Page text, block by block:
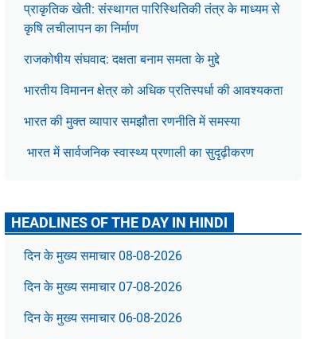
प्राकृतिक खेती: संस्थागत पारिस्थितिकी तंत्र के माध्यम से
कृषि लचीलापन का निर्माण
राजकोषीय संघवाद: दक्षता बनाम समता के मुद्दे
भारतीय विमानन क्षेत्र को अधिक प्रतिस्पर्धा की आवश्यकता
भारत की मुक्त व्यापार समझौता रणनीति में समस्या
भारत में सार्वजनिक स्वास्थ्य प्रणाली का सुदृढ़ीकरण
HEADLINES OF THE DAY IN HINDI
दिन के मुख्य समाचार 08-08-2026
दिन के मुख्य समाचार 07-08-2026
दिन के मुख्य समाचार 06-08-2026